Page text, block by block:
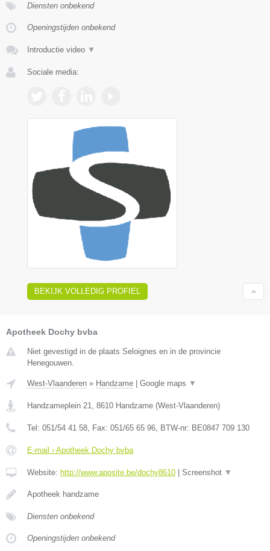
Diensten onbekend
Openingstijden onbekend
Introductie video ▼
Sociale media:
BEKIJK VOLLEDIG PROFIEL
Apotheek Dochy bvba
Niet gevestigd in de plaats Seloignes en in de provincie
Henegouwen.
West-Vlaanderen » Handzame | Google maps ▼
Handzameplein 21 8610 Handzame (West-Vlaanderen)
Tel: 051/54 41 58 , Fax: 051/65 65 96 , BTW-nr: BE0847 709 130
E-mail › Apotheek Dochy bvba
Website: http://www.aposite.be/dochy8610 | Screenshot ▼
Apotheek handzame
Diensten onbekend
Openingstijden onbekend